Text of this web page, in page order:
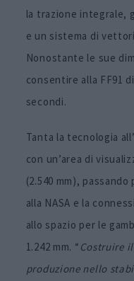
la trazione integrale,
e un sistema di
Nonostante le sue
consentire alla FF91
secondi.
Tanta la tecnologia
con un’area di
(2.540 mm),
alla NASA e la
allo spazio per le
1.242 mm. “ Costruire
produzione nello